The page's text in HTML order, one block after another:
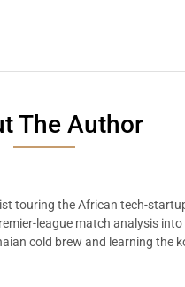
The Author
touring the African tech-
league match analysis into
cold brew and learning the